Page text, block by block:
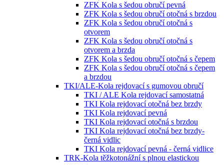
ZFK Kola s šedou obručí pevná
ZFK Kola s šedou obručí otočná s brzdou
ZFK Kola s šedou obručí otočná s
otvorem
ZFK Kola s šedou obručí otočná s
otvorem a brzda
ZFK Kola s šedou obručí otočná s čepem
ZFK Kola s šedou obručí otočná s čepem
a brzdou
TKI/ALE-Kola rejdovací s gumovou obručí
TKI / ALE Kola rejdovací samostatná
TKI Kola rejdovací otočná bez brzdy
TKI Kola rejdovací pevná
TKI Kola rejdovací otočná s brzdou
TKI Kola rejdovací otočná bez brzdy-
černá vidlic
TKI Kola rejdovací pevná - černá vidlice
TRK-Kola těžkotonážní s plnou elastickou